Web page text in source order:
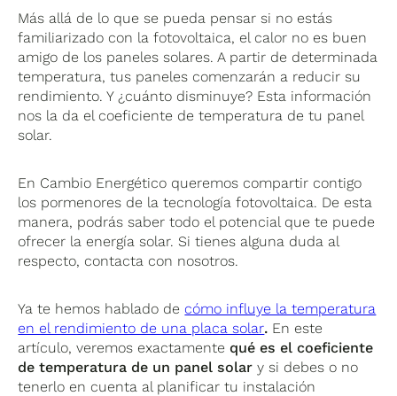
Más allá de lo que se pueda pensar si no estás
familiarizado con la fotovoltaica, el calor no es buen
amigo de los paneles solares. A partir de determinada
temperatura, tus paneles comenzarán a reducir su
rendimiento. Y ¿cuánto disminuye? Esta información
nos la da el coeficiente de temperatura de tu panel
solar.
En Cambio Energético queremos compartir contigo
los pormenores de la tecnología fotovoltaica. De esta
manera, podrás saber todo el potencial que te puede
ofrecer la energía solar. Si tienes alguna duda al
respecto, contacta con nosotros.
Ya te hemos hablado de cómo influye la temperatura
en el rendimiento de una placa solar. En este
artículo, veremos exactamente qué es el coeficiente
de temperatura de un panel solar y si debes o no
tenerlo en cuenta al planificar tu instalación